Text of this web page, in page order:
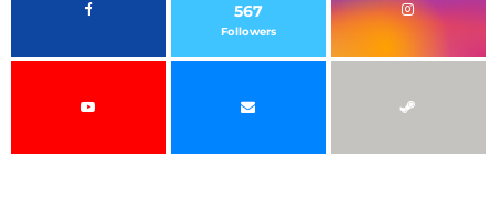
567
Followers